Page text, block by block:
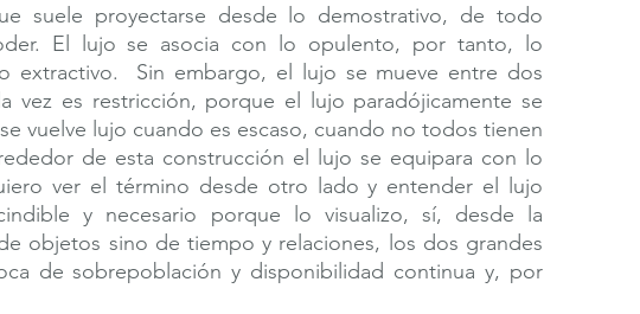
suele proyectarse desde lo demostrativo, de todo
El lujo se asocia con lo opulento, por tanto, lo
extractivo.  Sin embargo, el lujo se mueve entre dos
vez es restricción, porque el lujo paradójicamente se
vuelve lujo cuando es escaso, cuando no todos tienen
de esta construcción el lujo se equipara con lo
ver el término desde otro lado y entender el lujo
y necesario porque lo visualizo, sí, desde la
objetos sino de tiempo y relaciones, los dos grandes
de sobrepoblación y disponibilidad continua y, por